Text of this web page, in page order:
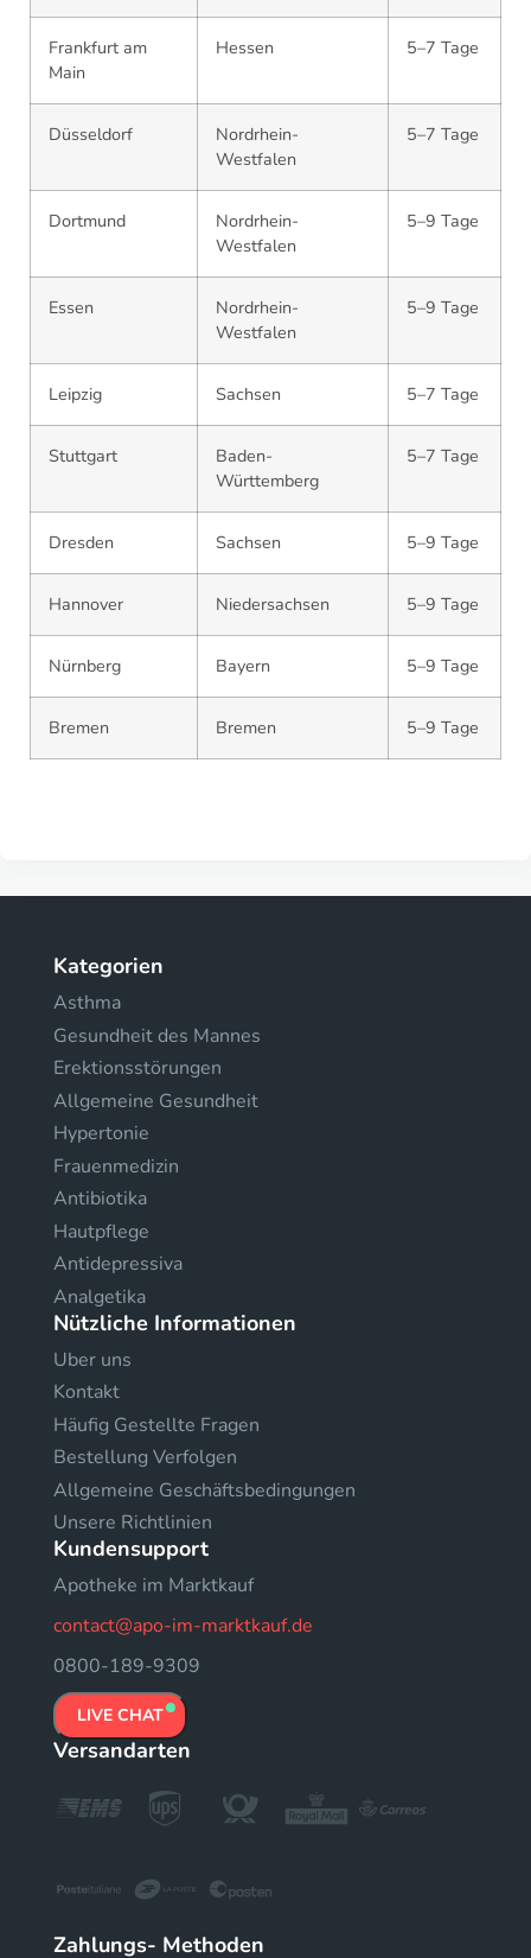
Frankfurt am
Main
Hessen 5–7 Tage
Düsseldorf
Nordrhein-
Westfalen
5–7 Tage
Dortmund
Nordrhein-
Westfalen
5–9 Tage
Essen
Nordrhein-
Westfalen
5–9 Tage
Leipzig Sachsen 5–7 Tage
Stuttgart
Baden-
Württemberg
5–7 Tage
Dresden Sachsen 5–9 Tage
Hannover Niedersachsen 5–9 Tage
Nürnberg Bayern 5–9 Tage
Bremen Bremen 5–9 Tage
Kategorien
Asthma
Gesundheit des Mannes
Erektionsstörungen
Allgemeine Gesundheit
Hypertonie
Frauenmedizin
Antibiotika
Hautpflege
Antidepressiva
Analgetika
Nützliche Informationen
Uber uns
Kontakt
Häufig Gestellte Fragen
Bestellung Verfolgen
Allgemeine Geschäftsbedingungen
Unsere Richtlinien
Kundensupport
Apotheke im Marktkauf
contact@apo-im-marktkauf.de
0800-189-9309
LIVE CHAT
Versandarten
Zahlungs- Methoden